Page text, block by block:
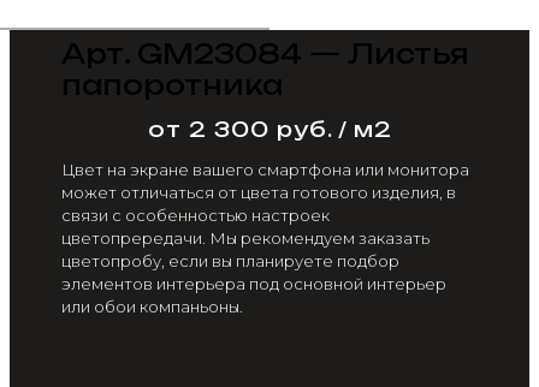
Арт. GM23084 — Листья
папоротника
от 2 300 руб. / м2
Цвет на экране вашего смартфона или монитора
может отличаться от цвета готового изделия, в
связи с особенностью настроек
цветопрередачи. Мы рекомендуем заказать
цветопробу, если вы планируете подбор
элементов интерьера под основной интерьер
или обои компаньоны.